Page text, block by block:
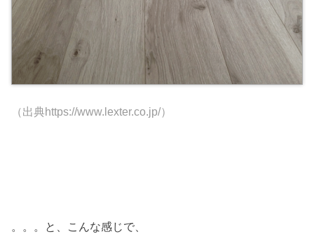
（出典https://www.lexter.co.jp/）
。。。と、こんな感じで、